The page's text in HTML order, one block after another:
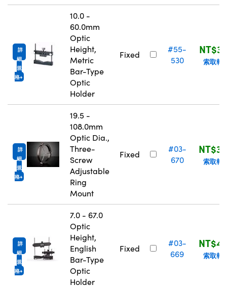
詳
細
規
格
10.0 -
60.0mm
Optic
Height,
Metric
Bar-Type
Optic
Holder
Fixed
#55-
530
索取報
詳
細
規
格
19.5 -
108.0mm
Optic Dia.,
Three-
Screw
Adjustable
Ring
Mount
Fixed
#03-
670
索取報
詳
細
規
格
7.0 - 67.0
Optic
Height,
English
Bar-Type
Optic
Holder
Fixed
#03-
669
索取報